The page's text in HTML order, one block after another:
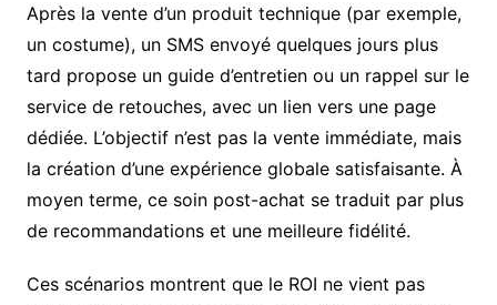
Après la vente d’un produit technique (par exemple,
un costume), un SMS envoyé quelques jours plus
tard propose un guide d’entretien ou un rappel sur le
service de retouches, avec un lien vers une page
dédiée. L’objectif n’est pas la vente immédiate, mais
la création d’une expérience globale satisfaisante. À
moyen terme, ce soin post-achat se traduit par plus
de recommandations et une meilleure fidélité.
Ces scénarios montrent que le ROI ne vient pas